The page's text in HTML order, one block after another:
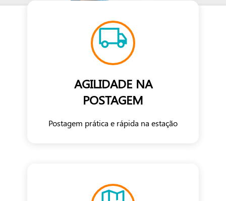
AGILIDADE NA
POSTAGEM
Postagem prática e rápida na estação